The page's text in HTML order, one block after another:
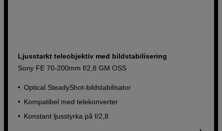
Ljusstarkt teleobjektiv med bildstabilisering
Sony FE 70-200mm f/2,8 GM OSS
Optical SteadyShot-bildstabilisator
Kompatibel med telekonverter
Konstant ljusstyrka på f/2,8